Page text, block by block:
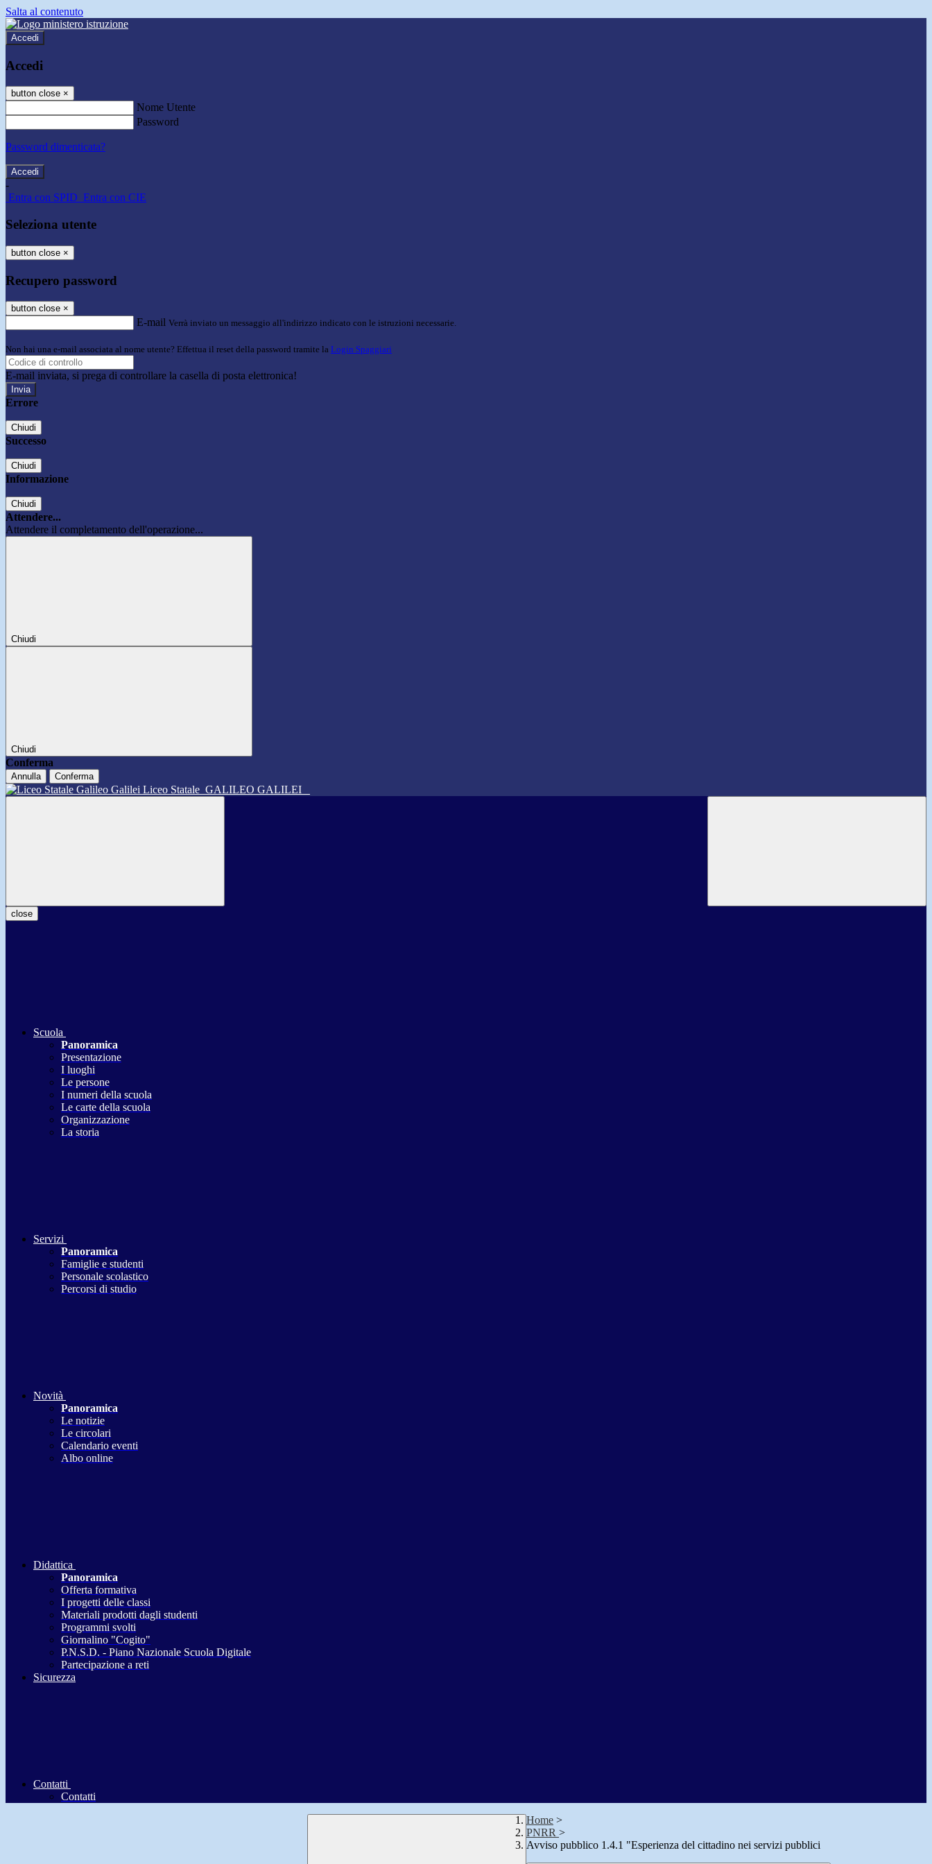
Salta al contenuto
Accedi
Accedi
button close ×
Nome Utente
Password
Password dimenticata?
-
Entra con SPID Entra con CIE
Seleziona utente
button close ×
Recupero password
button close ×
E-mail Verrà inviato un messaggio all'indirizzo indicato con le istruzioni necessarie.
Non hai una e-mail associata al nome utente? Effettua il reset della password tramite la Login Spaggiari
E-mail inviata, si prega di controllare la casella di posta elettronica!
Errore
Chiudi
Successo
Chiudi
Informazione
Chiudi
Attendere...
Attendere il completamento dell'operazione...
Chiudi
Chiudi
Conferma
Annulla Conferma
Liceo Statale GALILEO GALILEI
close
Scuola
Panoramica
Presentazione
I luoghi
Le persone
I numeri della scuola
Le carte della scuola
Organizzazione
La storia
Servizi
Panoramica
Famiglie e studenti
Personale scolastico
Percorsi di studio
Novità
Panoramica
Le notizie
Le circolari
Calendario eventi
Albo online
Didattica
Panoramica
Offerta formativa
I progetti delle classi
Materiali prodotti dagli studenti
Programmi svolti
Giornalino "Cogito"
P.N.S.D. - Piano Nazionale Scuola Digitale
Partecipazione a reti
Sicurezza
Contatti
Contatti
Home >
PNRR >
Avviso pubblico 1.4.1 "Esperienza del cittadino nei servizi pubblici